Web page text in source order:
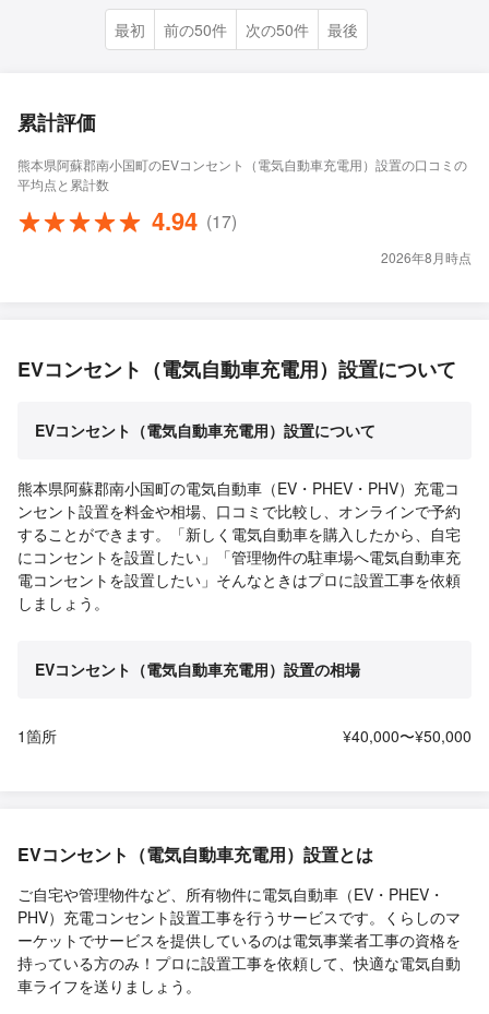
最初 前の50件 次の50件 最後
累計評価
熊本県阿蘇郡南小国町のEVコンセント（電気自動車充電用）設置の口コミの
平均点と累計数
4.94 (17)
2026年8月時点
EVコンセント（電気自動車充電用）設置について
EVコンセント（電気自動車充電用）設置について
熊本県阿蘇郡南小国町の電気自動車（EV・PHEV・PHV）充電コ
ンセント設置を料金や相場、口コミで比較し、オンラインで予約
することができます。「新しく電気自動車を購入したから、自宅
にコンセントを設置したい」「管理物件の駐車場へ電気自動車充
電コンセントを設置したい」そんなときはプロに設置工事を依頼
しましょう。
EVコンセント（電気自動車充電用）設置の相場
1箇所 ¥40,000〜¥50,000
EVコンセント（電気自動車充電用）設置とは
ご自宅や管理物件など、所有物件に電気自動車（EV・PHEV・
PHV）充電コンセント設置工事を行うサービスです。くらしのマ
ーケットでサービスを提供しているのは電気事業者工事の資格を
持っている方のみ！プロに設置工事を依頼して、快適な電気自動
車ライフを送りましょう。